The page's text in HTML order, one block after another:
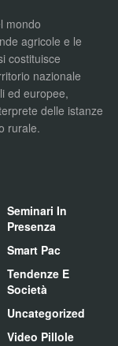
mondo
agricole e le
costituisce
nazionale
ed europee,
delle istanze
rurale.
Seminari In
Presenza
Smart Pac
Tendenze E
Società
Uncategorized
Video Pillole